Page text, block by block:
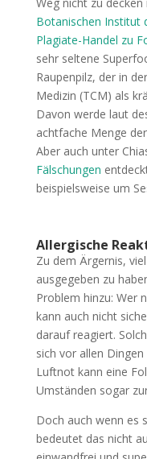
Botanischen Institut
Plagiate-Handel zu
sehr seltene
Raupenpilz, der in
Medizin (TCM) als
Davon werde laut
achtfache Menge
Aber auch unter
Fälschungen
beispielsweise um
Allergische
Zu dem Ärgernis,
ausgegeben zu
Problem hinzu: Wer
kann auch nicht
darauf reagiert.
sich vor allen
Luftnot kann eine
Umständen sogar
Doch auch wenn es
bedeutet das nicht